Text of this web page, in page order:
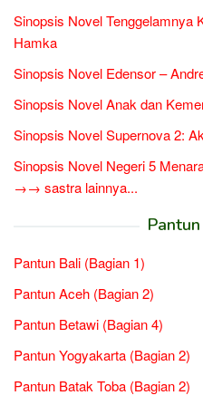
Sinopsis Novel Tenggelamnya
Hamka
Sinopsis Novel Edensor –
Sinopsis Novel Anak dan
Sinopsis Novel Supernova 2:
Sinopsis Novel Negeri 5
→→ sastra lainnya...
Pantun Bali (Bagian 1)
Pantun Aceh (Bagian 2)
Pantun Betawi (Bagian 4)
Pantun Yogyakarta (Bagian 2)
Pantun Batak Toba (Bagian 2)